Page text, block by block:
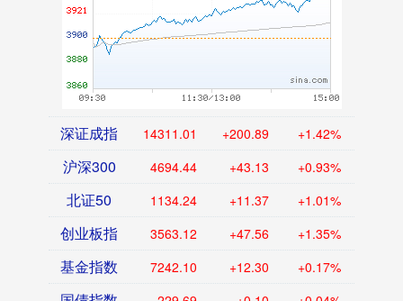
深证成指 14311.01 +200.89 +1.42%
沪深300 4694.44 +43.13 +0.93%
北证50 1134.24 +11.37 +1.01%
创业板指 3563.12 +47.56 +1.35%
基金指数 7242.10 +12.30 +0.17%